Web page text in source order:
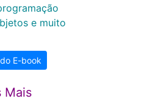
e muito
E-book
Mais